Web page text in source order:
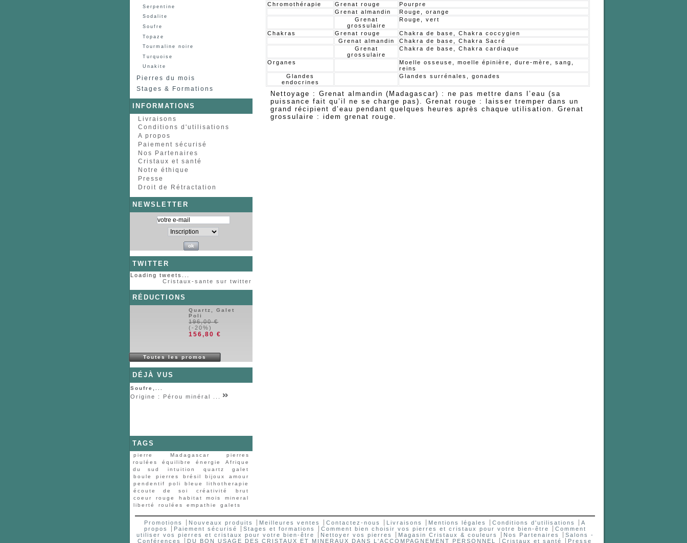
Serpentine
Sodalite
Soufre
Topaze
Tourmaline noire
Turquoise
Unakite
Pierres du mois
Stages & Formations
INFORMATIONS
Livraisons
Conditions d'utilisations
A propos
Paiement sécurisé
Nos Partenaires
Cristaux et santé
Notre éthique
Presse
Droit de Rétractation
NEWSLETTER
TWITTER
Loading tweets...
Cristaux-sante sur twitter
RÉDUCTIONS
Quartz, Galet
Poli
196,00 €
(-20%)
156,80 €
Toutes les promos
DÉJÀ VUS
Soufre,...
Origine : Pérou minéral ...
TAGS
pierre Madagascar
pierres
roulées
équilibre énergie
Afrique
du sud
intuition quartz
galet
boule
pierres brésil bijoux
amour
pendentif
poli bleue
lithotherapie
écoute de soi
créativité
brut
coeur
rouge habitat mois
mineral
liberté
roulées empathie galets
Chromothérapie Grenat rouge
Pourpre
Grenat almandin
Rouge, orange
Grenat
grossulaire
Rouge, vert
Chakras Grenat rouge
Chakra de base, Chakra coccygien
Grenat almandin
Chakra de base, Chakra Sacré
Grenat
grossulaire
Chakra de base, Chakra cardiaque
Organes
Moelle osseuse, moelle épinière, dure-mère, sang,
reins
Glandes
endocrines
Glandes surrénales, gonades
Nettoyage : Grenat almandin (Madagascar) : ne pas mettre dans l’eau (sa
puissance fait qu’il ne se charge pas). Grenat rouge : laisser tremper dans un
grand récipient d’eau pendant quelques heures après chaque utilisation. Grenat
grossulaire : idem grenat rouge.
Promotions Nouveaux produits Meilleures ventes Contactez-nous Livraisons Mentions légales Conditions d'utilisations
A
propos
Paiement sécurisé Stages et formations Comment bien choisir vos pierres et cristaux pour votre bien-être
Comment
utiliser vos pierres et cristaux pour votre bien-être
Nettoyer vos pierres Magasin Cristaux & couleurs Nos Partenaires
Salons -
Conférences
DU BON USAGE DES CRISTAUX ET MINERAUX DANS L'ACCOMPAGNEMENT PERSONNEL Cristaux et santé Presse